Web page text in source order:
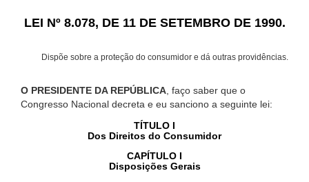
LEI Nº 8.078, DE 11 DE SETEMBRO DE 1990.
Dispõe sobre a proteção do consumidor e dá outras providências.
O PRESIDENTE DA REPÚBLICA , faço saber que o
Congresso Nacional decreta e eu sanciono a seguinte lei:
TÍTULO I
Dos Direitos do Consumidor
CAPÍTULO I
Disposições Gerais